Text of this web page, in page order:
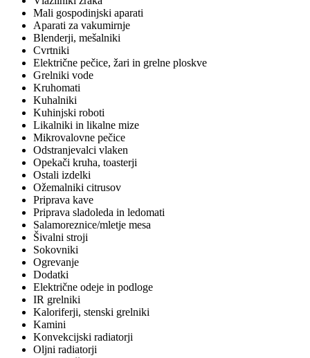
Mali gospodinjski aparati
Aparati za vakumirnje
Blenderji, mešalniki
Cvrtniki
Električne pečice, žari in grelne ploskve
Grelniki vode
Kruhomati
Kuhalniki
Kuhinjski roboti
Likalniki in likalne mize
Mikrovalovne pečice
Odstranjevalci vlaken
Opekači kruha, toasterji
Ostali izdelki
Ožemalniki citrusov
Priprava kave
Priprava sladoleda in ledomati
Salamoreznice/mletje mesa
Šivalni stroji
Sokovniki
Ogrevanje
Dodatki
Električne odeje in podloge
IR grelniki
Kaloriferji, stenski grelniki
Kamini
Konvekcijski radiatorji
Oljni radiatorji